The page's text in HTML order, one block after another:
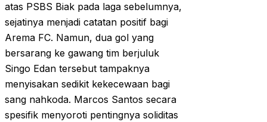
atas PSBS Biak pada laga sebelumnya,
sejatinya menjadi catatan positif bagi
Arema FC. Namun, dua gol yang
bersarang ke gawang tim berjuluk
Singo Edan tersebut tampaknya
menyisakan sedikit kekecewaan bagi
sang nahkoda. Marcos Santos secara
spesifik menyoroti pentingnya soliditas